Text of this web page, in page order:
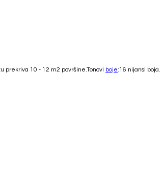
prekriva 10 - 12 m2 površine.Tonovi boje:16 nijansi boja.